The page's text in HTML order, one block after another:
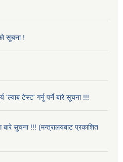
सूचना !
'ल्याब टेस्ट' गर्नु पर्ने बारे सूचना !!!
बारे सुचना !!! (मन्त्रालयबाट प्रकाशित